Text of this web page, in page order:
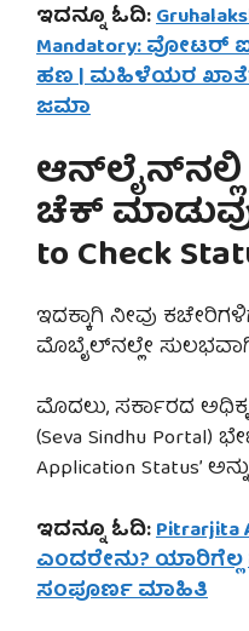
ಇದನ್ನೂ ಓದಿ:
Mandatory: ವೋಟರ್
ಹಣ | ಮಹಿಳೆಯರ ಖಾತೆಗೆ
ಜಮಾ
ಆನ್‌ಲೈನ್‌ನಲ್ಲಿ
ಚೆಕ್
to Check
ಇದಕ್ಕಾಗಿ ನೀವು
ಮೊಬೈಲ್‌ನಲ್ಲೇ
ಮೊದಲು, ಸರ್ಕಾರದ
(Seva Sindhu Portal)
Application Status’
ಇದನ್ನೂ ಓದಿ:Pitrarjita
ಎಂದರೇನು? ಯಾರಿಗೆಲ್ಲ
ಸಂಪೂರ್ಣ ಮಾಹಿತಿ